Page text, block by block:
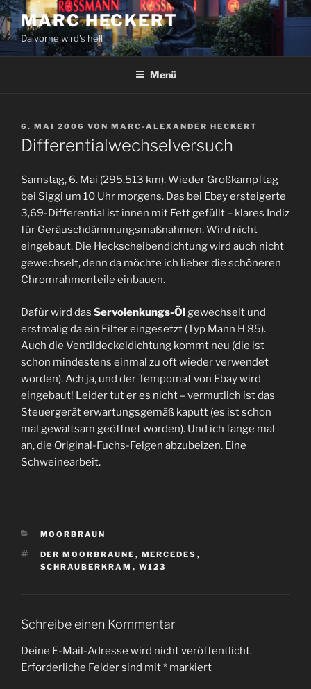
Zum
Inhalt
springen
MARC HECKERT
Da vorne wird's hell
Menü
VERÖFFENTLICHT
AM
6. MAI 2006 VON MARC-ALEXANDER HECKERT
Differentialwechselversuch
Samstag, 6. Mai (295.513 km). Wieder Großkampftag
bei Siggi um 10 Uhr morgens. Das bei Ebay ersteigerte
3,69-Differential ist innen mit Fett gefüllt – klares Indiz
für Geräuschdämmungsmaßnahmen. Wird nicht
eingebaut. Die Heckscheibendichtung wird auch nicht
gewechselt, denn da möchte ich lieber die schöneren
Chromrahmenteile einbauen.
Dafür wird das Servolenkungs-Ölgewechselt und
erstmalig da ein Filter eingesetzt (Typ Mann H 85).
Auch die Ventildeckeldichtung kommt neu (die ist
schon mindestens einmal zu oft wieder verwendet
worden). Ach ja, und der Tempomat von Ebay wird
eingebaut! Leider tut er es nicht – vermutlich ist das
Steuergerät erwartungsgemäß kaputt (es ist schon
mal gewaltsam geöffnet worden). Und ich fange mal
an, die Original-Fuchs-Felgen abzubeizen. Eine
Schweinearbeit.
KATEGORIEN
MOORBRAUN
SCHLAGWÖRTER
DER MOORBRAUNE , MERCEDES ,
SCHRAUBERKRAM , W123
Schreibe einen Kommentar
Deine E-Mail-Adresse wird nicht veröffentlicht.
Erforderliche Felder sind mit* markiert